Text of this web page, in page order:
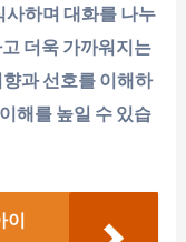
사하며 대화를 나누
더욱 가까워지는
과 선호를 이해하
해를 높일 수 있습
이